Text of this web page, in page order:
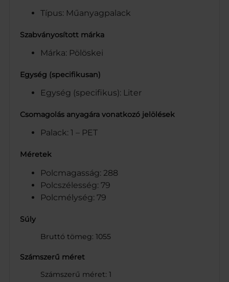
Típus: Műanyagpalack
Szabványosított márka
Márka: Pölöskei
Egység (specifikusan)
Egység (specifikus): Liter
Csomagolás anyagára vonatkozó jelölések
Palack: 1 – PET
Méretek
Polcmagasság: 288
Polcszélesség: 79
Polcmélység: 79
Súly
Bruttó tömeg: 1055
Számszerű méret
Számszerű méret: 1